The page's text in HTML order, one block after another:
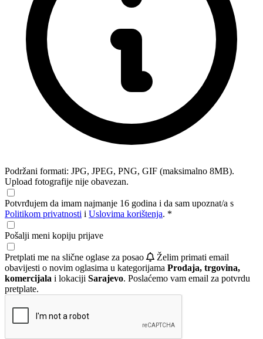
Podržani formati: JPG, JPEG, PNG, GIF (maksimalno 8MB).
Upload fotografije nije obavezan.
Potvrđujem da imam najmanje 16 godina i da sam upoznat/a s
Politikom privatnosti i Uslovima korištenja. *
Pošalji meni kopiju prijave
Pretplati me na slične oglase za posao
Želim primati email
obavijesti o novim oglasima u kategorijama Prodaja, trgovina,
komercijala i lokaciji Sarajevo. Poslaćemo vam email za potvrdu
pretplate.